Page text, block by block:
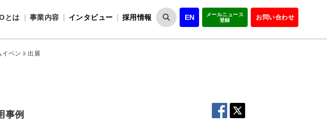
とは
VIPOとは
事業内容
インタビュー 採用情報 EN
メールニュース
登録
お問い合わせ
ベント出展
事例